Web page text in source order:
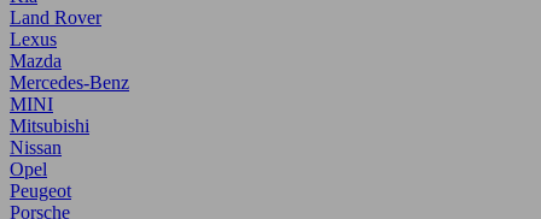
Land Rover
Lexus
Mazda
Mercedes-Benz
MINI
Mitsubishi
Nissan
Opel
Peugeot
Porsche